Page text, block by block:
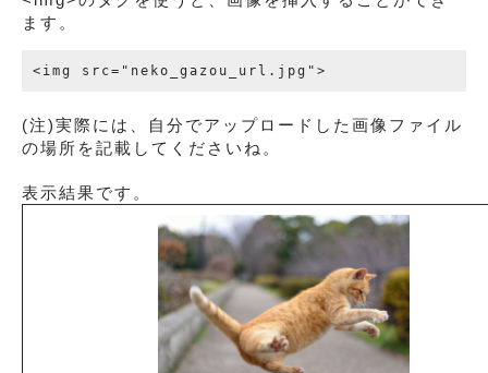
ます。
(注)実際には、自分でアップロードした画像ファイル
の場所を記載してくださいね。
表示結果です。